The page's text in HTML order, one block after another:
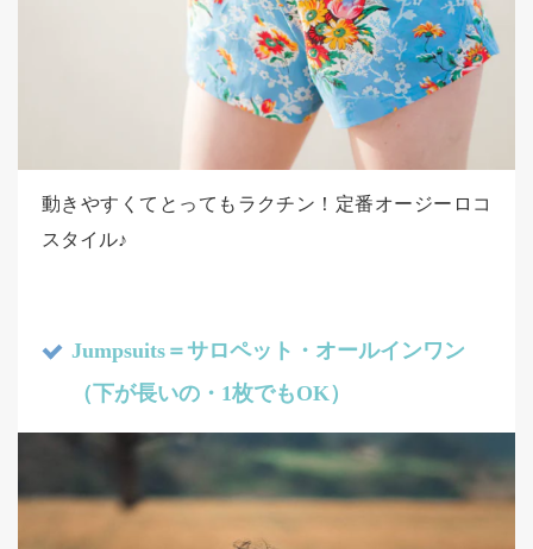
動きやすくてとってもラクチン！定番オージーロコ
スタイル♪
Jumpsuits＝サロペット・オールインワン
（下が長いの・1枚でもOK）